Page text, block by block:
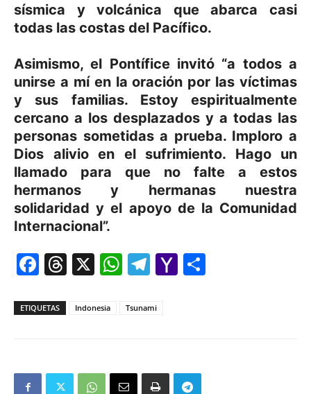
sísmica y volcánica que abarca casi
todas las costas del Pacífico.
Asimismo, el Pontífice invitó “a todos a
unirse a mí en la oración por las víctimas
y sus familias. Estoy espiritualmente
cercano a los desplazados y a todas las
personas sometidas a prueba. Imploro a
Dios alivio en el sufrimiento. Hago un
llamado para que no falte a estos
hermanos y hermanas nuestra
solidaridad y el apoyo de la Comunidad
Internacional”.
Facebook
Threads
X WhatsApp
Telegram
Yahoo
ETIQUETAS Indonesia Tsunami